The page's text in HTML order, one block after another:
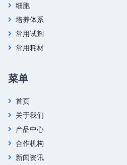
细胞
培养体系
常用试剂
常用耗材
菜单
首页
关于我们
产品中心
合作机构
新闻资讯